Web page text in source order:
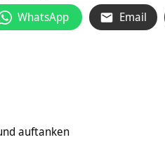
WhatsApp Email
auftanken